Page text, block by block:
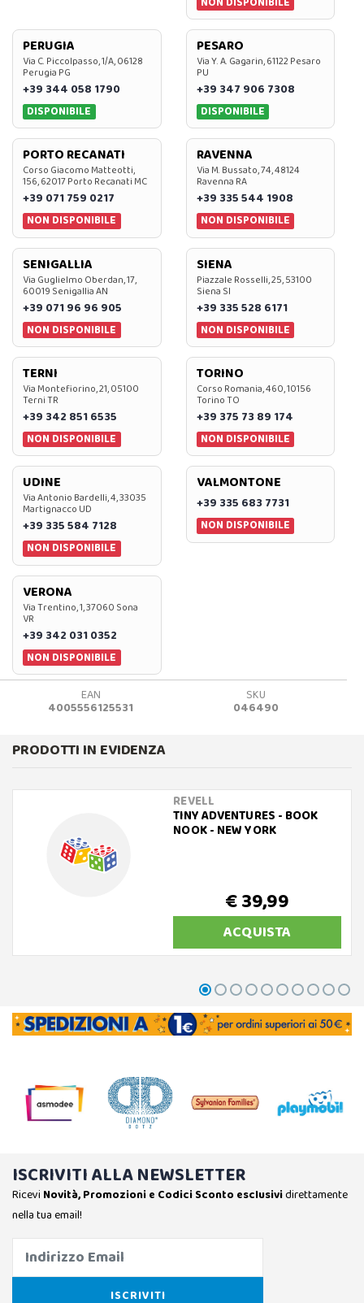
PERUGIA
Via C. Piccolpasso, 1/A, 06128
Perugia PG
+39 344 058 1790
DISPONIBILE
PESARO
Via Y. A. Gagarin, 61122 Pesaro
PU
+39 347 906 7308
DISPONIBILE
PORTO RECANATI
Corso Giacomo Matteotti,
156, 62017 Porto Recanati MC
+39 071 759 0217
NON DISPONIBILE
RAVENNA
Via M. Bussato, 74, 48124
Ravenna RA
+39 335 544 1908
NON DISPONIBILE
SENIGALLIA
Via Guglielmo Oberdan, 17,
60019 Senigallia AN
+39 071 96 96 905
NON DISPONIBILE
SIENA
Piazzale Rosselli, 25, 53100
Siena SI
+39 335 528 6171
NON DISPONIBILE
TERNI
Via Montefiorino, 21, 05100
Terni TR
+39 342 851 6535
NON DISPONIBILE
TORINO
Corso Romania, 460, 10156
Torino TO
+39 375 73 89 174
NON DISPONIBILE
UDINE
Via Antonio Bardelli, 4, 33035
Martignacco UD
+39 335 584 7128
NON DISPONIBILE
VALMONTONE
+39 335 683 7731
NON DISPONIBILE
VERONA
Via Trentino, 1, 37060 Sona
VR
+39 342 031 0352
NON DISPONIBILE
EAN
4005556125531
SKU
046490
PRODOTTI IN EVIDENZA
REVELL
TINY ADVENTURES - BOOK
NOOK - NEW YORK
€ 39,99
ACQUISTA
ISCRIVITI ALLA NEWSLETTER
Ricevi Novità, Promozioni e Codici Sconto esclusividirettamente
nella tua email!